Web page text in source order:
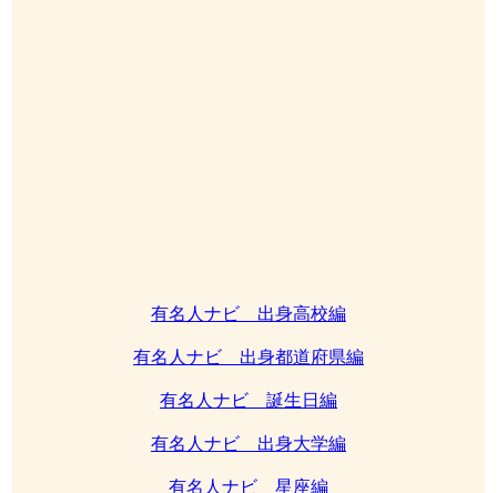
有名人ナビ 出身高校編
有名人ナビ 出身都道府県編
有名人ナビ 誕生日編
有名人ナビ 出身大学編
有名人ナビ 星座編